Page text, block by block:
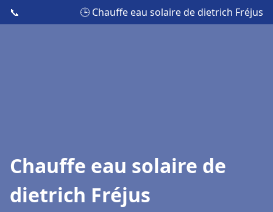
📞 🕒 Chauffe eau solaire de dietrich Fréjus
Chauffe eau solaire de
dietrich Fréjus